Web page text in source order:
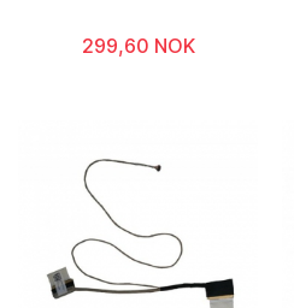
299,60 NOK